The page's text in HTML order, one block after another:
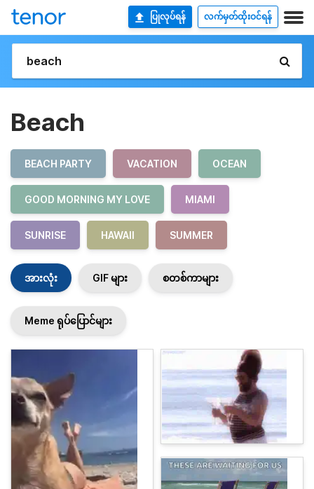
ပြုလုပ်ရန် လက်မှတ်ထိုးဝင်ရန်
Beach
BEACH PARTY VACATION OCEAN
GOOD MORNING MY LOVE MIAMI
SUNRISE HAWAII SUMMER
အားလုံး GIF များ စတစ်ကာများ
Meme ရုပ်ပြောင်များ